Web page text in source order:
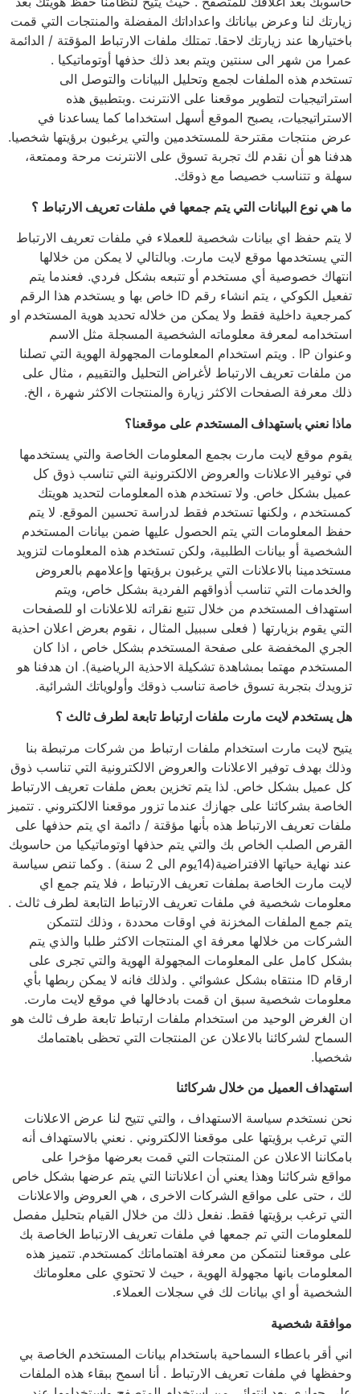
زيارتك لنا وعرض بياناتك واعداداتك المفضلة والمنتجات التي قمت
باختيارها عند زيارتك لاحقا. تمتلك ملفات الارتباط المؤقتة / الدائمة
عمرا من شهر الى سنتين ويتم بعد ذلك حذفها أوتوماتيكيا .
تستخدم هذه الملفات لجمع وتحليل البيانات والتوصل الى
استراتيجيات لتطوير موقعنا على الانترنت .وبتطبيق هذه
الاستراتيجيات، يصبح الموقع أسهل استخداما كما يساعدنا في
عرض منتجات مقترحة للمستخدمين والتي يرغبون برؤيتها شخصيا.
هدفنا هو أن نقدم لك تجربة تسوق على الانترنت مرحة وممتعة،
سهلة و تتناسب خصيصا مع ذوقك.
ما هي نوع البيانات التي يتم جمعها في ملفات تعريف الارتباط ؟
لا يتم حفظ اي بيانات شخصية للعملاء في ملفات تعريف الارتباط
التي يستخدمها موقع لايت مارت. وبالتالي لا يمكن من خلالها
انتهاك خصوصية أي مستخدم أو تتبعه بشكل فردي. فعندما يتم
تفعيل الكوكي ، يتم انشاء رقم ID خاص بها و يستخدم هذا الرقم
كمرجعية داخلية فقط ولا يمكن من خلاله تحديد هوية المستخدم او
استخدامه لمعرفة معلوماته الشخصية المسجلة مثل الاسم
وعنوان IP . ويتم استخدام المعلومات المجهولة الهوية التي تصلنا
من ملفات تعريف الارتباط لأغراض التحليل والتقييم ، مثال على
ذلك معرفة الصفحات الاكثر زيارة والمنتجات الاكثر شهرة ، الخ.
ماذا نعني باستهداف المستخدم على موقعنا؟
يقوم موقع لايت مارت بجمع المعلومات الخاصة والتي يستخدمها
في توفير الاعلانات والعروض الالكترونية التي تناسب ذوق كل
عميل بشكل خاص. ولا تستخدم هذه المعلومات لتحديد هويتك
كمستخدم ، ولكنها تستخدم فقط لدراسة تحسين الموقع. لا يتم
حفظ المعلومات التي يتم الحصول عليها ضمن بيانات المستخدم
الشخصية أو بيانات الطلبية، ولكن تستخدم هذه المعلومات لتزويد
مستخدمينا بالاعلانات التي يرغبون برؤيتها وإعلامهم بالعروض
والخدمات التي تناسب أذواقهم الفردية بشكل خاص، ويتم
استهداف المستخدم من خلال تتبع نقراته للاعلانات او للصفحات
التي يقوم بزيارتها ( فعلى سببيل المثال ، نقوم بعرض اعلان احذية
الجري المخفضة على صفحة المستخدم بشكل خاص ، اذا كان
المستخدم مهتما بمشاهدة تشكيلة الاحذية الرياضية). ان هدفنا هو
تزويدك بتجربة تسوق خاصة تناسب ذوقك وأولوياتك الشرائية.
هل يستخدم لايت مارت ملفات ارتباط تابعة لطرف ثالث ؟
يتيح لايت مارت استخدام ملفات ارتباط من شركات مرتبطة بنا
وذلك بهدف توفير الاعلانات والعروض الالكترونية التي تناسب ذوق
كل عميل بشكل خاص. لذا يتم تخزين بعض ملفات تعريف الارتباط
الخاصة بشركائنا على جهازك عندما تزور موقعنا الالكتروني . تتميز
ملفات تعريف الارتباط هذه بأنها مؤقتة / دائمة اي يتم حذفها على
القرص الصلب الخاص بك والتي يتم حذفها اوتوماتيكيا من حاسوبك
عند نهاية حياتها الافتراضية(14يوم الى 2 سنة) . وكما تنص سياسة
لايت مارت الخاصة بملفات تعريف الارتباط ، فلا يتم جمع اي
معلومات شخصية في ملفات تعريف الارتباط التابعة لطرف ثالث .
يتم جمع الملفات المخزنة في اوقات محددة ، وذلك لتتمكن
الشركات من خلالها معرفة اي المنتجات الاكثر طلبا والذي يتم
بشكل كامل على المعلومات المجهولة الهوية والتي تجرى على
ارقام ID منتقاه بشكل عشوائي . ولذلك فانه لا يمكن ربطها بأي
معلومات شخصية سبق ان قمت بادخالها في موقع لايت مارت.
ان الغرض الوحيد من استخدام ملفات ارتباط تابعة طرف ثالث هو
السماح لشركائنا بالاعلان عن المنتجات التي تحظى باهتمامك
شخصيا.
استهداف العميل من خلال شركائنا
نحن نستخدم سياسة الاستهداف ، والتي تتيح لنا عرض الاعلانات
التي ترغب برؤيتها على موقعنا الالكتروني . نعني بالاستهداف أنه
بامكاننا الاعلان عن المنتجات التي قمت بعرضها مؤخرا على
مواقع شركائنا وهذا يعني أن اعلاناتنا التي يتم عرضها بشكل خاص
لك ، حتى على مواقع الشركات الاخرى ، هي العروض والاعلانات
التي ترغب برؤيتها فقط. نفعل ذلك من خلال القيام بتحليل مفصل
للمعلومات التي تم جمعها في ملفات تعريف الارتباط الخاصة بك
على موقعنا لنتمكن من معرفة اهتماماتك كمستخدم. تتميز هذه
المعلومات بانها مجهولة الهوية ، حيث لا تحتوي على معلوماتك
الشخصية أو اي بيانات لك في سجلات العملاء.
موافقة شخصية
اني أقر باعطاء السماحية باستخدام بيانات المستخدم الخاصة بي
وحفظها في ملفات تعريف الارتباط . أنا اسمح ببقاء هذه الملفات